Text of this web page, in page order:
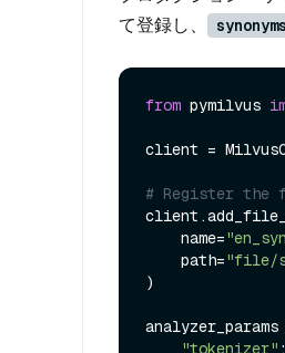
て登録し、
from pymilvus
client =
# Register the
    name=
    path=
"file/
)